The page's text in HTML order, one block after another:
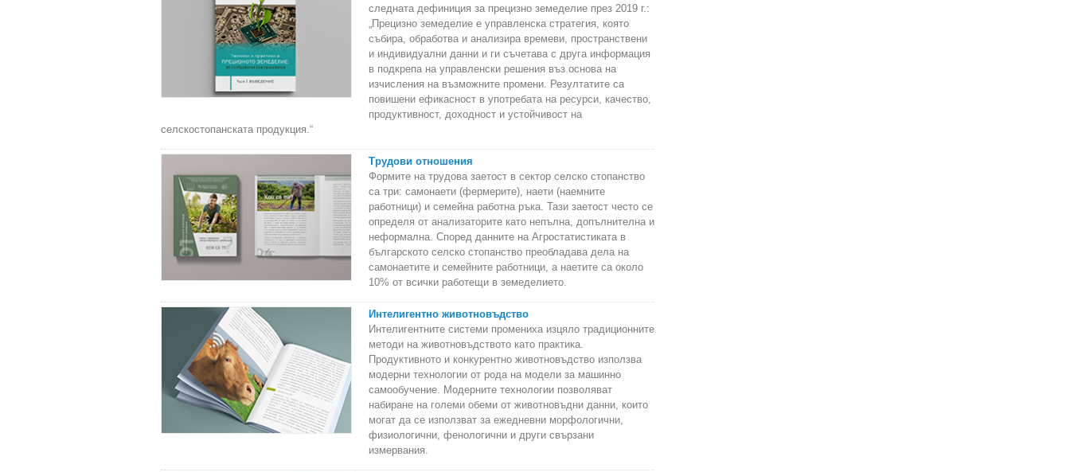
следната дефиниция за прецизно земеделие през 2019 г.:
„Прецизно земеделие е управленска стратегия, която
събира, обработва и анализира времеви, пространствени
и индивидуални данни и ги съчетава с друга информация
в подкрепа на управленски решения въз основа на
изчисления на възможните промени. Резултатите са
повишени ефикасност в употребата на ресурси, качество,
продуктивност, доходност и устойчивост на
селскостопанската продукция.“
Трудови отношения
Формите на трудова заетост в сектор селско стопанство
са три: самонаети (фермерите), наети (наемните
работници) и семейна работна ръка. Тази заетост често се
определя от анализаторите като непълна, допълнителна и
неформална. Според данните на Агростатистиката в
българското селско стопанство преобладава дела на
самонаетите и семейните работници, а наетите са около
10% от всички работещи в земеделието.
Интелигентно животновъдство
Интелигентните системи промениха изцяло традиционните
методи на животновъдството като практика.
Продуктивното и конкурентно животновъдство използва
модерни технологии от рода на модели за машинно
самообучение. Модерните технологии позволяват
набиране на големи обеми от животновъдни данни, които
могат да се използват за ежедневни морфологични,
физиологични, фенологични и други свързани
измервания.